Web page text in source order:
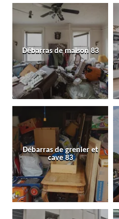
Débarras de maison 83
Débarras de grenier et
cave 83